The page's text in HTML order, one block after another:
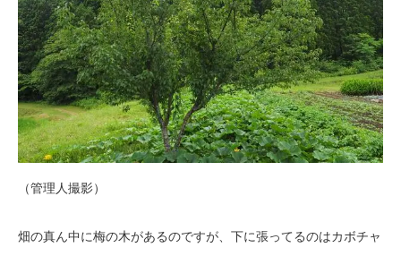
（管理人撮影）
畑の真ん中に梅の木があるのですが、下に張ってるのはカボチャ